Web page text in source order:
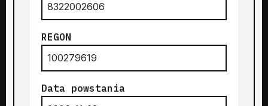
8322002606
REGON
100279619
Data powstania